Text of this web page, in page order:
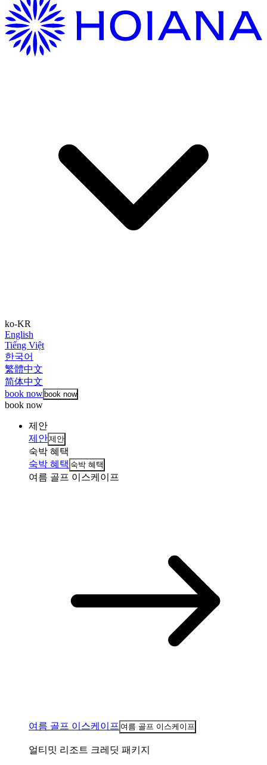
ko-KR
English
Tiếng Việt
한국어
繁體中文
简体中文
book nowbook now
book now
제안
제안제안
숙박 혜택
숙박 혜택 숙박 혜택
여름 골프 이스케이프
여름 골프 이스케이프 여름 골프 이스케이프
얼티밋 리조트 크레딧 패키지
여기 오는 중